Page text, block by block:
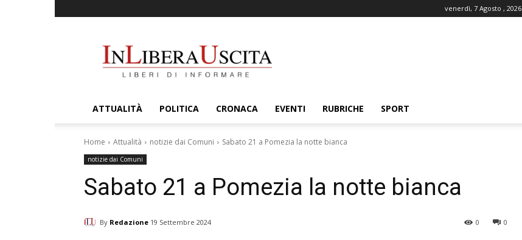
venerdì, 7 Agosto , 2026
ATTUALITÀ POLITICA CRONACA EVENTI RUBRICHE SPORT
Home Attualità notizie dai Comuni Sabato 21 a Pomezia la notte bianca
notizie dai Comuni
Sabato 21 a Pomezia la notte bianca
By Redazione 19 Settembre 2024 0
0